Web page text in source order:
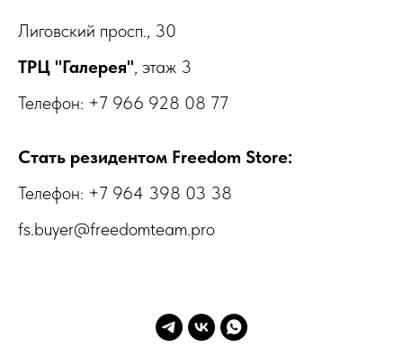
Лиговский просп., 30
ТРЦ "Галерея", этаж 3
Телефон: +7 966 928 08 77
Стать резидентом Freedom Store:
Телефон: +7 964 398 03 38
fs.buyer@freedomteam.pro